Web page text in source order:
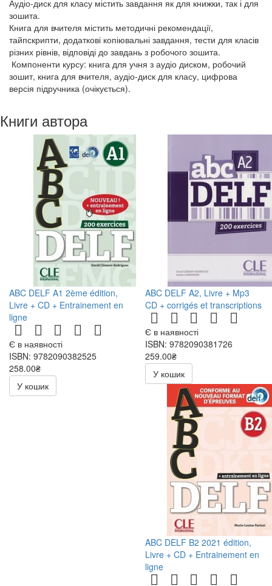
Аудіо-диск для класу містить завдання як для книжки, так і для
зошита.
Книга для вчителя містить методичні рекомендації,
тайпскрипти, додаткові копіювальні завдання, тести для класів
різних рівнів, відповіді до завдань з робочого зошита.
Компоненти курсу: книга для учня з аудіо диском, робочий
зошит, книга для вчителя, аудіо-диск для класу, цифрова
версія підручника (очікується).
Книги автора
ABC DELF A1 2ème édition,
Livre + CD + Entrainement en
ligne
Є в наявності
ISBN: 9782090382525
258.00₴
516.00₴
У кошик
ABC DELF A2, Livre + Mp3
CD + corrigés et transcriptions
Є в наявності
ISBN: 9782090381726
259.00₴
518.00₴
У кошик
ABC DELF B2 2021 édition,
Livre + CD + Entrainement en
ligne